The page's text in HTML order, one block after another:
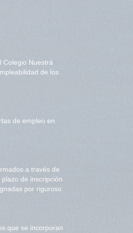
Colegio Nuestrá
de los
de empleo en
a través de
de inscripción
por riguroso
que se incorporan